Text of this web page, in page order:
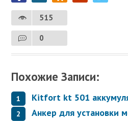
515
0
Похожие Записи:
Kitfort kt 501
Анкер для установки